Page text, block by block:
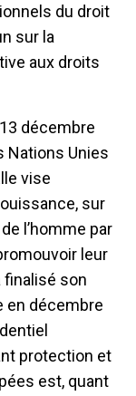
du droit
sur la
aux droits
décembre
Nations Unies
vise
sur
l’homme par
leur
finalisé son
en décembre
protection et
est, quant